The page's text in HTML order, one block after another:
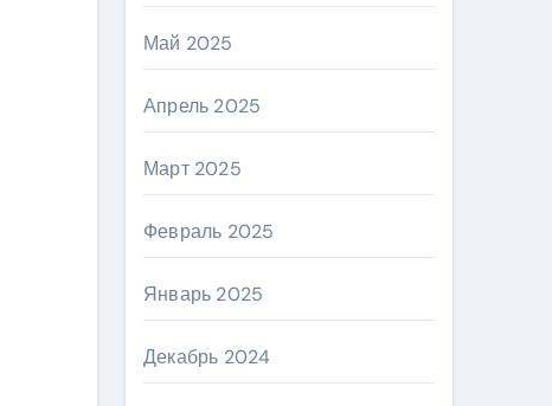
Май 2025
Апрель 2025
Март 2025
Февраль 2025
Январь 2025
Декабрь 2024